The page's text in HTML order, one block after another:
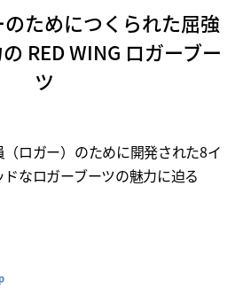
ためにつくられた屈強
RED WING ロガーブー
ツ
ロガー）のために開発された8イ
なロガーブーツの魅力に迫る